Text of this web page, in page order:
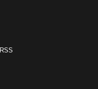
RSS